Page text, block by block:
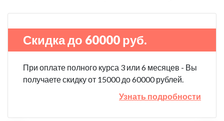
Скидка до 60000 руб.
При оплате полного курса 3 или 6 месяцев - Вы
получаете скидку от 15000 до 60000 рублей.
Узнать подробности